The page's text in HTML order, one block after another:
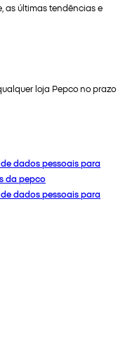
as últimas tendências e
loja Pepco no prazo
dados pessoais para
da pepco
dados pessoais para